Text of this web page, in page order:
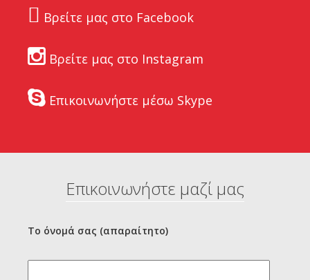
Βρείτε μας στο Facebook
Βρείτε μας στο Instagram
Επικοινωνήστε μέσω Skype
Επικοινωνήστε μαζί μας
Το όνομά σας (απαραίτητο)